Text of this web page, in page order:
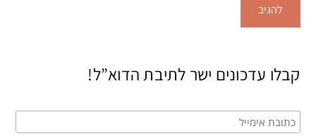
קבלו עדכונים ישר לתיבת הדוא”ל!